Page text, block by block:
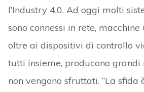
l’Industry 4.0. Ad oggi molti
sono connessi in rete, macchine
oltre ai dispositivi di controllo
tutti insieme, producono
non vengono sfruttati. “La sfida